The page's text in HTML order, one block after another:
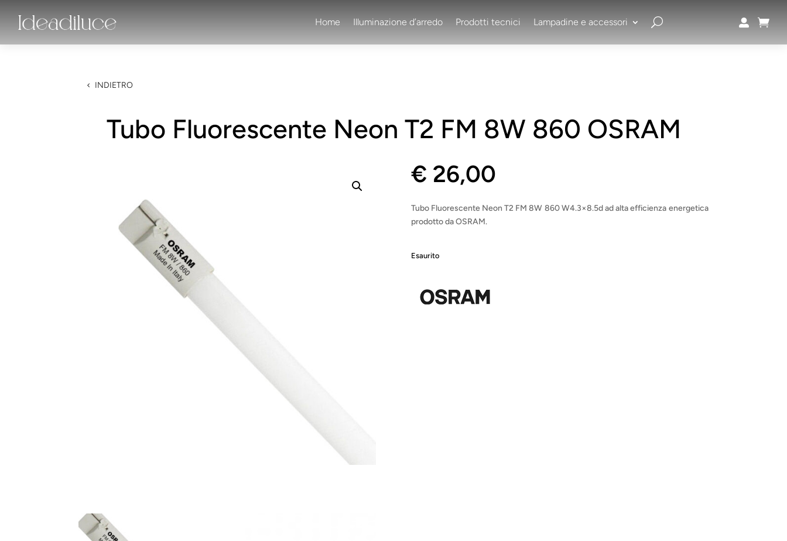
Home Illuminazione d’arredo Prodotti tecnici Lampadine e accessori  
INDIETRO
Tubo Fluorescente Neon T2 FM 8W 860 OSRAM
€ 26,00
Tubo Fluorescente Neon T2 FM 8W 860 W4.3×8.5d ad alta efficienza energetica
prodotto da OSRAM.
Esaurito